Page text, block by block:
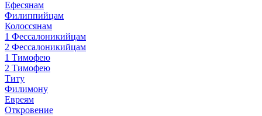
Ефесянам
Филиппийцам
Колоссянам
1 Фессалоникийцам
2 Фессалоникийцам
1 Тимофею
2 Тимофею
Титу
Филимону
Евреям
Откровение